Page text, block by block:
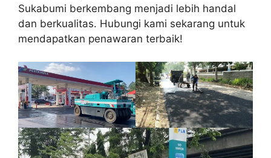
Sukabumi berkembang menjadi lebih handal
dan berkualitas. Hubungi kami sekarang untuk
mendapatkan penawaran terbaik!